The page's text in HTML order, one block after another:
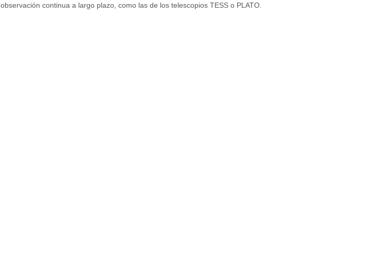
observación continua a largo plazo, como las de los telescopios TESS o PLATO.